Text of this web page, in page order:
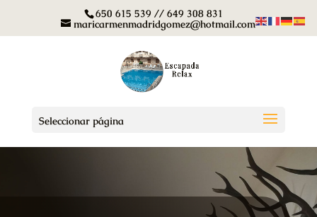
650 615 539 // 649 308 831
maricarmenmadridgomez@hotmail.com
Seleccionar página